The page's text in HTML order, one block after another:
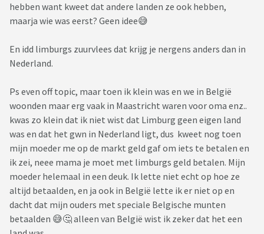
hebben want kweet dat andere landen ze ook hebben,
maarja wie was eerst? Geen idee😅
En idd limburgs zuurvlees dat krijg je nergens anders dan in
Nederland.
Ps even off topic, maar toen ik klein was en we in België
woonden maar erg vaak in Maastricht waren voor oma enz..
kwas zo klein dat ik niet wist dat Limburg geen eigen land
was en dat het gwn in Nederland ligt, dus kweet nog toen
mijn moeder me op de markt geld gaf om iets te betalen en
ik zei, neee mama je moet met limburgs geld betalen. Mijn
moeder helemaal in een deuk. Ik lette niet echt op hoe ze
altijd betaalden, en ja ook in België lette ik er niet op en
dacht dat mijn ouders met speciale Belgische munten
betaalden 😅🤔 alleen van België wist ik zeker dat het een